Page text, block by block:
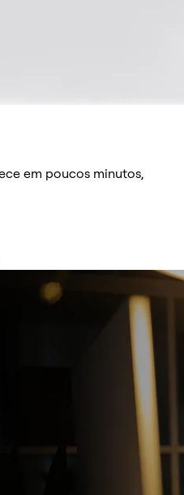
em poucos minutos,